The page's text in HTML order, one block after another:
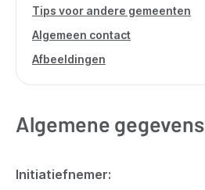
Tips voor andere gemeenten
Algemeen contact
Afbeeldingen
Algemene gegevens
Initiatiefnemer